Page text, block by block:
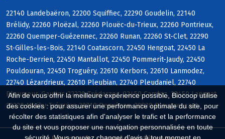
Afin de vous offrir la meilleure expérience possible, Biocoop utilise
des cookies : pour assurer une performance optimale du site, pour
récolter des statistiques afin d'analyser le trafic et la performance
du site et vous proposer une navigation personnalisée en toute
22140 Landebaëron, 22200 Squiffiec, 22290 Goudelin, 22140
Brélidy, 22260 Ploëzal, 22260 Plouëc-du-Trieux, 22260 Pontrieux,
22260 Quemper-Guézennec, 22260 Runan, 22260 St-Clet, 22290
St-Gilles-les-Bois, 22140 Coatascorn, 22450 Hengoat, 22450 La
Roche-Derrien, 22450 Mantallot, 22450 Pommerit-Jaudy, 22450
Pouldouran, 22450 Troguéry, 22610 Kerbors, 22610 Lanmodez,
22740 Lézardrieux, 22610 Pleubian, 22740 Pleudaniel, 22740
Pleumeur-Gautier, 22220 Trédarzec, 22450 Camlez, 22450 Langoat,
22220 Minihy-Tréguier, 22710 Penvénan, 22820 Plougrescant